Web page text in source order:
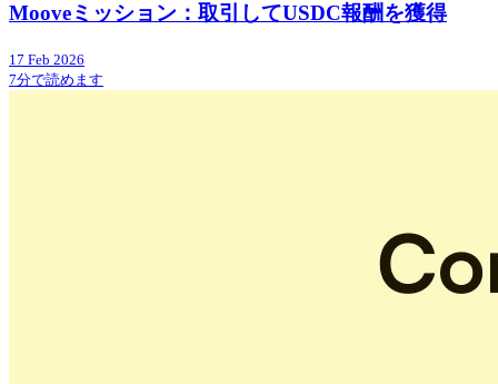
Mooveミッション：取引してUSDC報酬を獲得
17 Feb 2026
7分で読めます